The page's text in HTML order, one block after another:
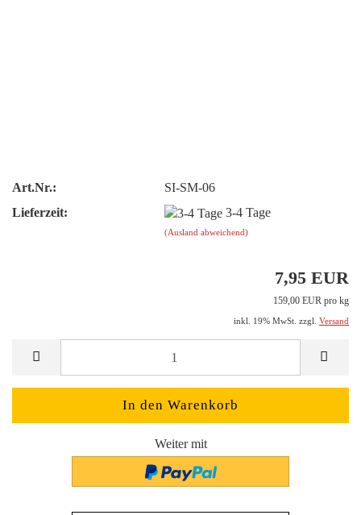
Art.Nr.:
SI-SM-06
Lieferzeit:
3-4 Tage
(Ausland abweichend)
7,95 EUR
159,00 EUR pro kg
inkl. 19% MwSt. zzgl. Versand
Weiter mit